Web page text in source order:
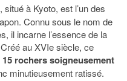
, situé à Kyoto, est l’un des
Connu sous le nom de
il incarne l’essence de la
au XVIe siècle, ce
15 rochers soigneusement
minutieusement ratissé.